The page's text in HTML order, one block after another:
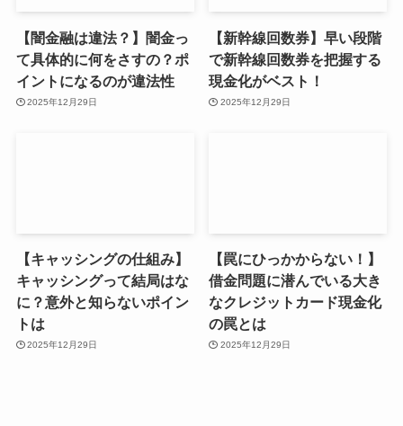
【闇金融は違法？】闇金っ
て具体的に何をさすの？ポ
イントになるのが違法性
2025年12月29日
【新幹線回数券】早い段階
で新幹線回数券を把握する
現金化がベスト！
2025年12月29日
【キャッシングの仕組み】
キャッシングって結局はな
に？意外と知らないポイン
トは
2025年12月29日
【罠にひっかからない！】
借金問題に潜んでいる大き
なクレジットカード現金化
の罠とは
2025年12月29日